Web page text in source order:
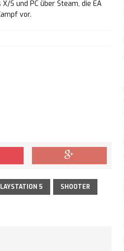
„People or Profit?“ auf
S und PC über Steam, die EA
vor.
5 SHOOTER